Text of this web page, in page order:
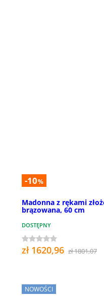
-10%
Madonna z rękami
brązowana, 60 cm
DOSTĘPNY
zł 1620,96 zł 1801,07
NOWOŚCI